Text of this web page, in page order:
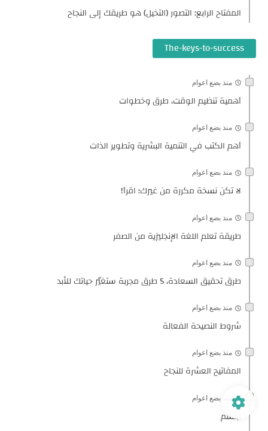
المفتاح الرابع: التصور (التخيل) هو طريقك إلى النجاح
The-keys-to-success
منذ بضع اعوام
أهمية تنظيم الوقت، طرق وخطوات
منذ بضع اعوام
أهم الكتب في التنمية البشرية وتطوير الذات
منذ بضع اعوام
لا تكن نسخة مكررة من غيرك؛ اقرأ!
منذ بضع اعوام
طريقة تعلم اللغة الإنجليزية من الصفر
منذ بضع اعوام
طرق تحقيق السعادة، 5 طرق مجربة ستغيّر حياتك للأبد
منذ بضع اعوام
شروط النصيحة الفعالة
منذ بضع اعوام
المفاتيح العشرة للنجاح
منذ بضع اعوام
ابتسم